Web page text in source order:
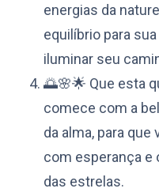
energias da
equilíbrio para
iluminar seu
🌅🌸🌟 Que esta
comece com a
da alma, para
com esperança e
das estrelas.